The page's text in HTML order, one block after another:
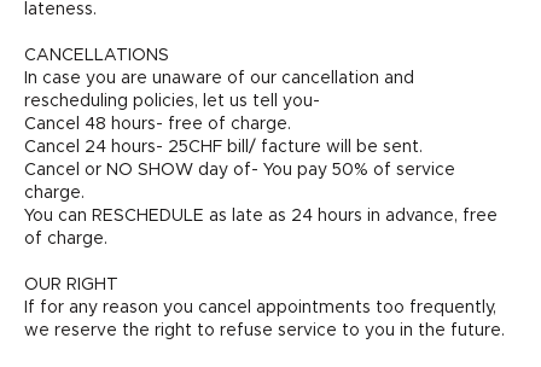
lateness.
CANCELLATIONS
In case you are unaware of our cancellation and
rescheduling policies, let us tell you-
Cancel 48 hours- free of charge.
Cancel 24 hours- 25CHF bill/ facture will be sent.
Cancel or NO SHOW day of- You pay 50% of service
charge.
You can RESCHEDULE as late as 24 hours in advance, free
of charge.
OUR RIGHT
If for any reason you cancel appointments too frequently,
we reserve the right to refuse service to you in the future.